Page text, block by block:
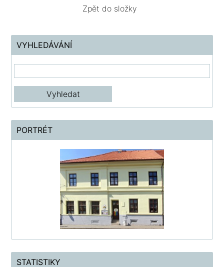
Zpět do složky
VYHLEDÁVÁNÍ
PORTRÉT
STATISTIKY